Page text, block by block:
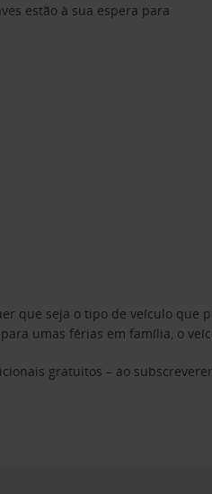
estão à sua espera para
que seja o tipo de veículo
umas férias em família, o
gratuitos – ao